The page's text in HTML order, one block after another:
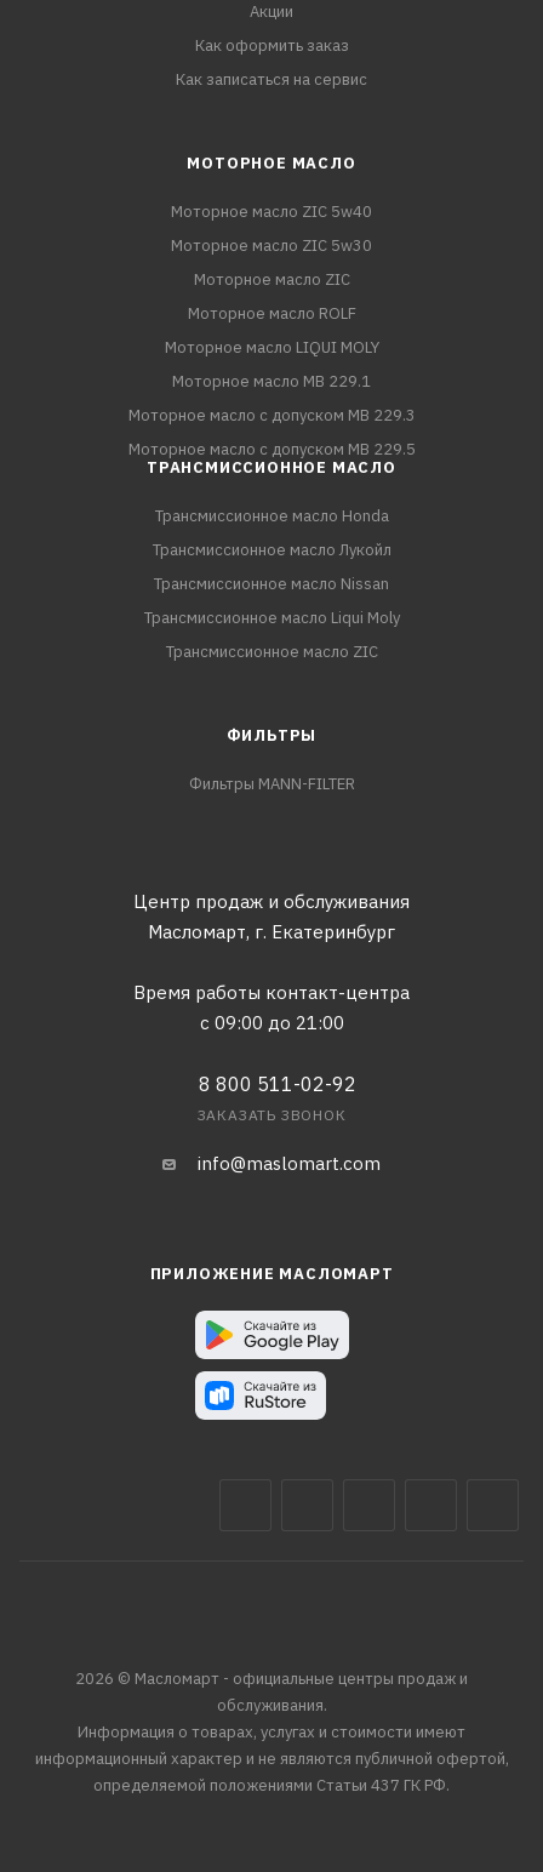
Акции
Как оформить заказ
Как записаться на сервис
МОТОРНОЕ МАСЛО
Моторное масло ZIC 5w40
Моторное масло ZIC 5w30
Моторное масло ZIC
Моторное масло ROLF
Моторное масло LIQUI MOLY
Моторное масло MB 229.1
Моторное масло с допуском MB 229.3
Моторное масло с допуском MB 229.5
ТРАНСМИССИОННОЕ МАСЛО
Трансмиссионное масло Honda
Трансмиссионное масло Лукойл
Трансмиссионное масло Nissan
Трансмиссионное масло Liqui Moly
Трансмиссионное масло ZIC
ФИЛЬТРЫ
Фильтры MANN-FILTER
Центр продаж и обслуживания
Масломарт, г. Екатеринбург
Время работы контакт-центра
с 09:00 до 21:00
8 800 511-02-92
ЗАКАЗАТЬ ЗВОНОК
info@maslomart.com
ПРИЛОЖЕНИЕ МАСЛОМАРТ
2026 © Масломарт - официальные центры продаж и
обслуживания.
Информация о товарах, услугах и стоимости имеют
информационный характер и не являются публичной офертой,
определяемой положениями Статьи 437 ГК РФ.